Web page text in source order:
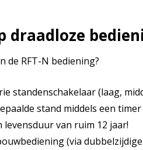
draadloze
de RFT-N bediening?
standenschakelaar (laag,
stand middels een
levensduur van ruim 12 jaar!
(via